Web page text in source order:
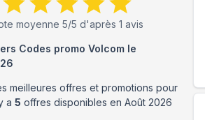
moyenne5/5 d'après1 avis
Codes promo Volcom le
meilleures offres et promotions pour
a 5 offres disponibles en Août 2026